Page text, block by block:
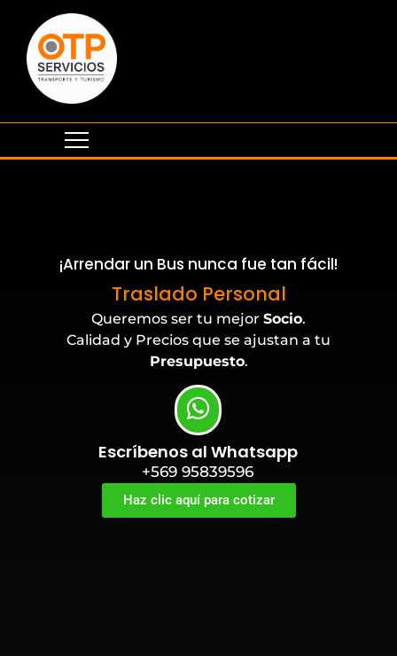
¡Arrendar un Bus nunca fue tan fácil!
Traslado Personal
Eventos Corporativos
Queremos ser tu mejor Socio.
Calidad y Precios que se ajustan a tu
Presupuesto.
Escríbenos al Whatsapp
+569 95839596
Haz clic aquí para cotizar